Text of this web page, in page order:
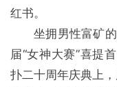
红书。
坐拥男性富矿
届“女神大赛”喜提
扑二十周年庆典上